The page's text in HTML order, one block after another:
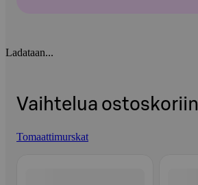
Ladataan...
Vaihtelua ostoskoriin
Tomaattimurskat